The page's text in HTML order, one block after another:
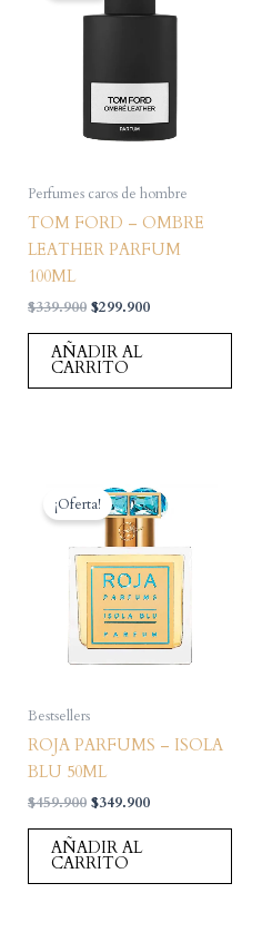
Perfumes caros de hombre
TOM FORD – OMBRE
LEATHER PARFUM
100ML
$339.900 El
original
era:
$299.900El
AÑADIR AL
CARRITO
¡Oferta!
Bestsellers
ROJA PARFUMS – ISOLA
BLU 50ML
$459.900 El
original
era:
$349.900El
AÑADIR AL
CARRITO